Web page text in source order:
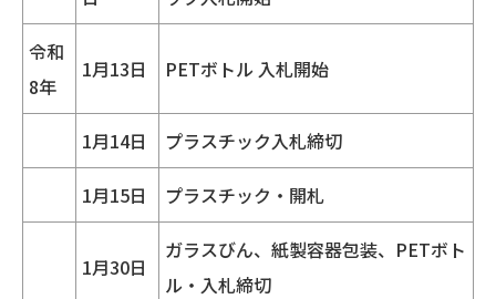
令和
8年
1月13日 PETボトル 入札開始
1月14日 プラスチック入札締切
1月15日 プラスチック・開札
1月30日
ガラスびん、紙製容器包装、PETボト
ル・入札締切